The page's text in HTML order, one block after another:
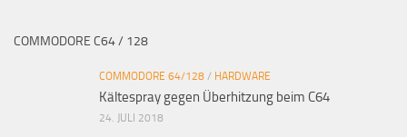
COMMODORE C64 / 128
COMMODORE 64/128 / HARDWARE
Kältespray gegen Überhitzung beim C64
24. JULI 2018